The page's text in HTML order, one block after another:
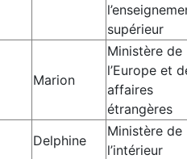
supérieur
Marion
Ministère de
l’Europe et
affaires
étrangères
Delphine
Ministère de
l’intérieur